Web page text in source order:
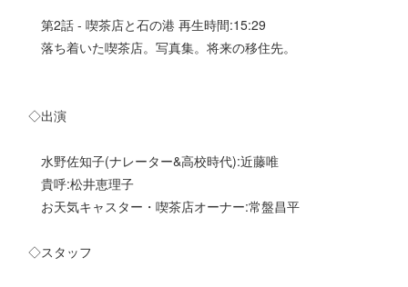
第2話 - 喫茶店と石の港 再生時間:15:29
落ち着いた喫茶店。写真集。将来の移住先。
◇出演
水野佐知子(ナレーター&高校時代):近藤唯
貴呼:松井恵理子
お天気キャスター・喫茶店オーナー:常盤昌平
◇スタッフ